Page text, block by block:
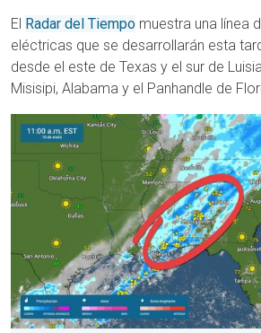
El Radar del Tiempo muestra una línea
eléctricas que se desarrollarán esta
desde el este de Texas y el sur de
Misisipi, Alabama y el Panhandle de